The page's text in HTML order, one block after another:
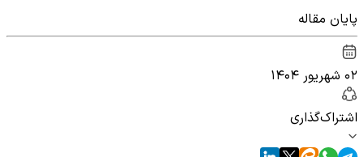
پایان مقاله
۰۲ شهریور ۱۴۰۴
اشتراک‌گذاری